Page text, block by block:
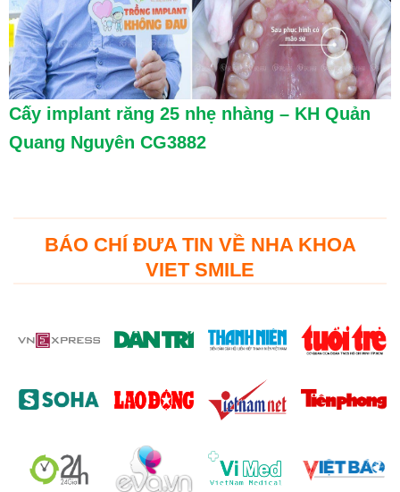
Cấy implant răng 25 nhẹ nhàng – KH Quản
Quang Nguyên CG3882
BÁO CHÍ ĐƯA TIN VỀ NHA KHOA
VIET SMILE